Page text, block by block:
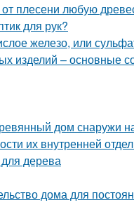
плесени любую
для рук?
железо, или
изделий – основные
дом снаружи
их внутренней
дерева
дома для